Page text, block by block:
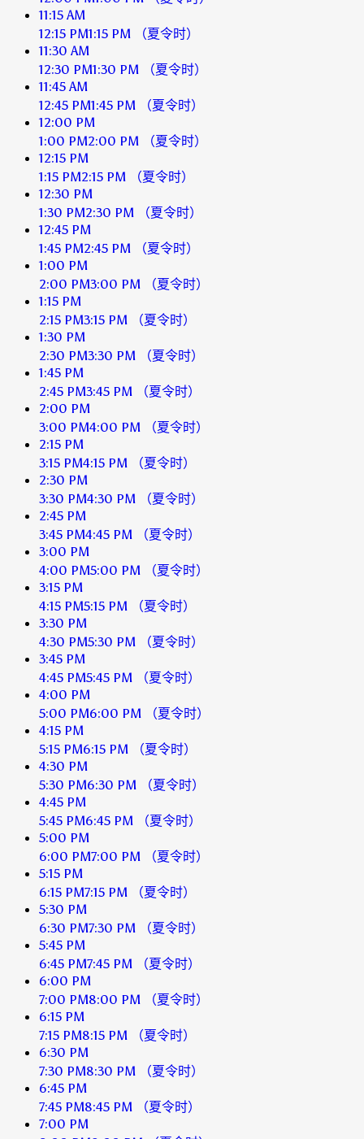
11:15 AM
12:15 PM1:15 PM
（夏令时）
11:30 AM
12:30 PM1:30 PM
（夏令时）
11:45 AM
12:45 PM1:45 PM
（夏令时）
12:00 PM
1:00 PM2:00 PM
（夏令时）
12:15 PM
1:15 PM2:15 PM
（夏令时）
12:30 PM
1:30 PM2:30 PM
（夏令时）
12:45 PM
1:45 PM2:45 PM
（夏令时）
1:00 PM
2:00 PM3:00 PM
（夏令时）
1:15 PM
2:15 PM3:15 PM
（夏令时）
1:30 PM
2:30 PM3:30 PM
（夏令时）
1:45 PM
2:45 PM3:45 PM
（夏令时）
2:00 PM
3:00 PM4:00 PM
（夏令时）
2:15 PM
3:15 PM4:15 PM
（夏令时）
2:30 PM
3:30 PM4:30 PM
（夏令时）
2:45 PM
3:45 PM4:45 PM
（夏令时）
3:00 PM
4:00 PM5:00 PM
（夏令时）
3:15 PM
4:15 PM5:15 PM
（夏令时）
3:30 PM
4:30 PM5:30 PM
（夏令时）
3:45 PM
4:45 PM5:45 PM
（夏令时）
4:00 PM
5:00 PM6:00 PM
（夏令时）
4:15 PM
5:15 PM6:15 PM
（夏令时）
4:30 PM
5:30 PM6:30 PM
（夏令时）
4:45 PM
5:45 PM6:45 PM
（夏令时）
5:00 PM
6:00 PM7:00 PM
（夏令时）
5:15 PM
6:15 PM7:15 PM
（夏令时）
5:30 PM
6:30 PM7:30 PM
（夏令时）
5:45 PM
6:45 PM7:45 PM
（夏令时）
6:00 PM
7:00 PM8:00 PM
（夏令时）
6:15 PM
7:15 PM8:15 PM
（夏令时）
6:30 PM
7:30 PM8:30 PM
（夏令时）
6:45 PM
7:45 PM8:45 PM
（夏令时）
7:00 PM